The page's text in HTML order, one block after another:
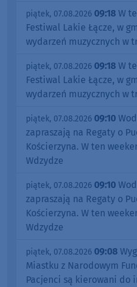
piątek, 07.08.2026 09:18 W
Festiwal Lakie Łącze, w
wydarzeń muzycznych w
piątek, 07.08.2026 09:18 W
Festiwal Lakie Łącze, w
wydarzeń muzycznych w
piątek, 07.08.2026 09:10
zapraszają na Regaty o
Kościerzyna. W ten
Wdzydze
piątek, 07.08.2026 09:10
zapraszają na Regaty o
Kościerzyna. W ten
Wdzydze
piątek, 07.08.2026 09:08
Miastku z Narodowym
Pacjenci są kierowani do